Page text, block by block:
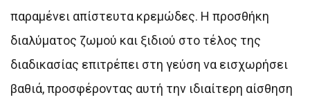
παραμένει απίστευτα κρεμώδες. Η προσθήκη
διαλύματος ζωμού και ξιδιού στο τέλος της
διαδικασίας επιτρέπει στη γεύση να εισχωρήσει
βαθιά, προσφέροντας αυτή την ιδιαίτερη αίσθηση